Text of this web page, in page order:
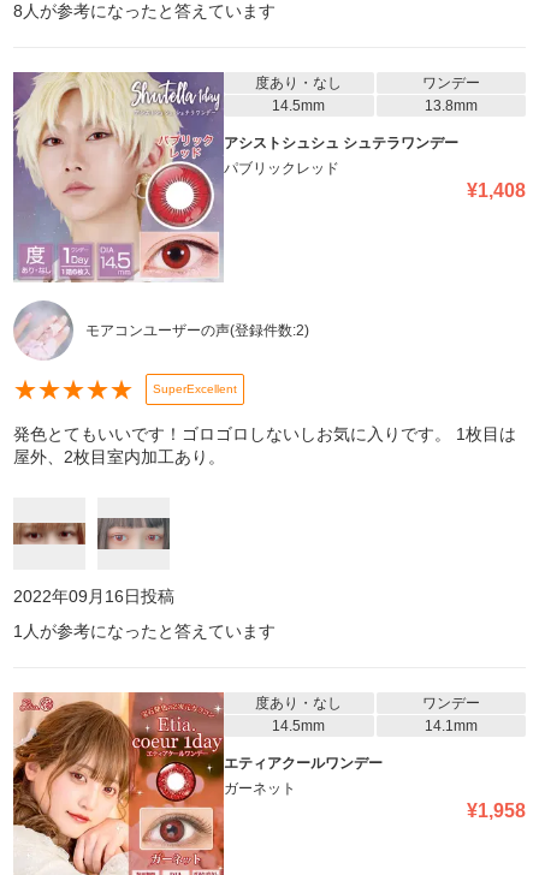
8 人が参考になったと答えています
度あり・なし
ワンデー
14.5mm
13.8mm
アシストシュシュ シュテラワンデー
パブリックレッド
¥1,408
モアコンユーザーの声(登録件数:2)
★★★★★ SuperExcellent
発色とてもいいです！ゴロゴロしないしお気に入りです。 1枚目は
屋外、2枚目室内加工あり。
2022年09月16日投稿
1 人が参考になったと答えています
度あり・なし
ワンデー
14.5mm
14.1mm
エティアクールワンデー
ガーネット
¥1,958